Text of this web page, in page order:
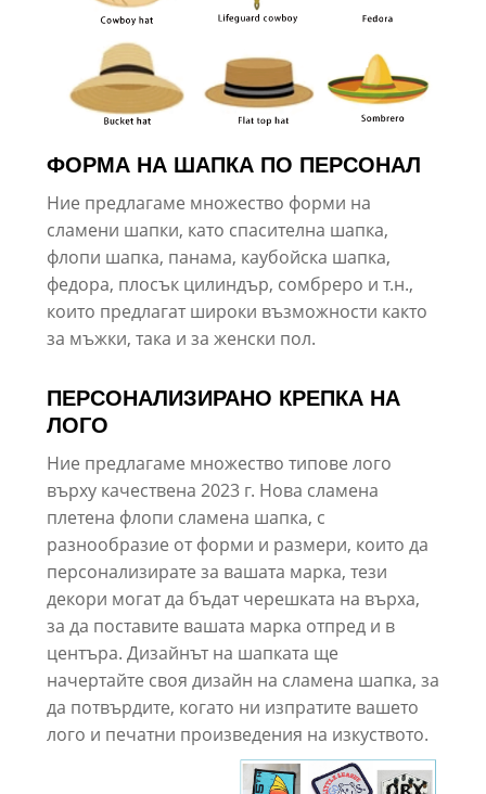
ФОРМА НА ШАПКА ПО ПЕРСОНАЛ
Ние предлагаме множество форми на
сламени шапки, като спасителна шапка,
флопи шапка, панама, каубойска шапка,
федора, плосък цилиндър, сомбреро и т.н.,
които предлагат широки възможности както
за мъжки, така и за женски пол.
ПЕРСОНАЛИЗИРАНО КРЕПКА НА
ЛОГО
Ние предлагаме множество типове лого
върху качествена 2023 г. Нова сламена
плетена флопи сламена шапка, с
разнообразие от форми и размери, които да
персонализирате за вашата марка, тези
декори могат да бъдат черешката на върха,
за да поставите вашата марка отпред и в
центъра. Дизайнът на шапката ще
начертайте своя дизайн на сламена шапка, за
да потвърдите, когато ни изпратите вашето
лого и печатни произведения на изкуството.